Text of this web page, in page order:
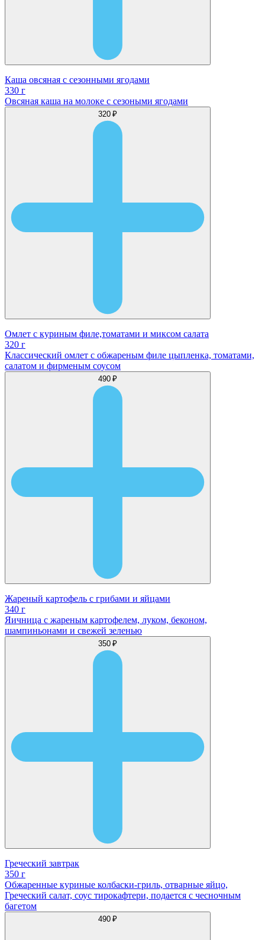
Каша овсяная с сезонными ягодами
330 г
Овсяная каша на молоке с сезоными ягодами
320 ₽
Омлет с куриным филе,томатами и миксом салата
320 г
Классический омлет с обжареным филе цыпленка, томатами,
салатом и фирменым соусом
490 ₽
Жареный картофель с грибами и яйцами
340 г
Яичница с жареным картофелем, луком, беконом,
шампиньонами и свежей зеленью
350 ₽
Греческий завтрак
350 г
Обжаренные куриные колбаски-гриль, отварные яйцо,
Греческий салат, соус тирокафтери, подается с чесночным
багетом
490 ₽